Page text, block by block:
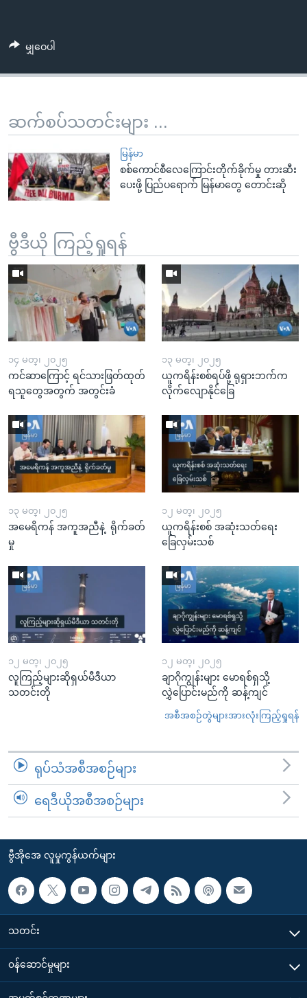
မျှဝေပါ
ဆက်စပ်သတင်းများ ...
မြန်မာ
စစ်ကောင်စီလေကြောင်းတိုက်ခိုက်မှု တားဆီး
ပေးဖို့ ပြည်ပရောက် မြန်မာတွေ တောင်းဆို
ဗွီဒီယို ကြည့်ရှုရန်
၁၄ မတ္၊ ၂၀၂၅
ကင်ဆာကြောင့် ရင်သားဖြတ်ထုတ်
ရသူတွေအတွက် အတွင်းခံ
၁၃ မတ္၊ ၂၀၂၅
ယူကရိန်းစစ်ရပ်ဖို့ ရုရှားဘက်က
လိုက်လျောနိုင်ခြေ
၁၃ မတ္၊ ၂၀၂၅
အမေရိကန် အကူအညီနဲ့ ရိုက်ခတ်
မှု
၁၂ မတ္၊ ၂၀၂၅
ယူကရိန်းစစ် အဆုံးသတ်ရေး
ခြေလှမ်းသစ်
၁၂ မတ္၊ ၂၀၂၅
လူကြည့်များဆိုရှယ်မီဒီယာ
သတင်းတို
၁၂ မတ္၊ ၂၀၂၅
ချာဂိုကျွန်းများ မောရစ်ရှသို့
လွှဲပြောင်းမည်ကို ဆန့်ကျင်
အစီအစဉ်တွဲများအားလုံးကြည့်ရှုရန်
ရုပ်သံအစီအစဉ်များ
ရေဒီယိုအစီအစဉ်များ
ဗွီအိုအေ လူမှုကွန်ယက်များ
သတင်း
၀န်ဆောင်မှုများ